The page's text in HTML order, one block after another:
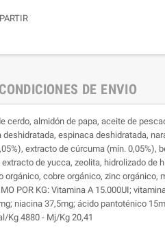
CONDICIONES DE ENVIO
almidón de papa, aceite de
espinaca deshidratada,
extracto de cúrcuma (mín.
de yucca, zeolita, hidrolizado de
cobre orgánico, zinc
POR KG: Vitamina A 15.000UI;
niacina 37,5mg; ácido pantoténico
Kg 4880 - Mj/Kg 20,41